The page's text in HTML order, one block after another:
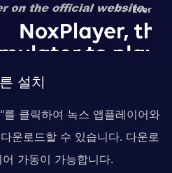
설치
클릭하여 녹스 앱플레이어와
운로드할 수 있습니다. 다운로
가동이 가능합니다.